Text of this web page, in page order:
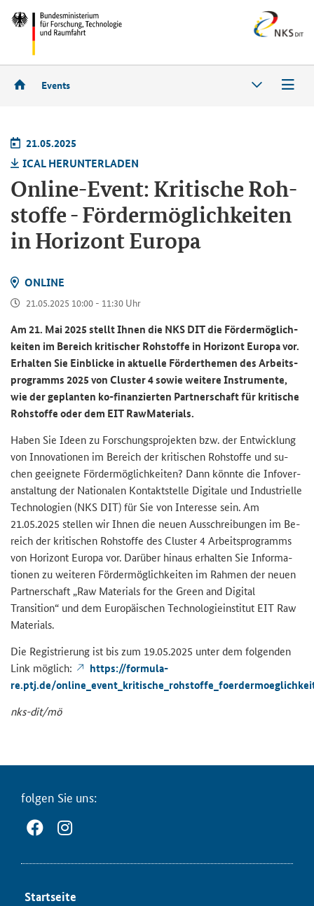
Events
21.05.2025
ICAL HER­UN­TER­LA­DEN
Online-Event: Kri­ti­sche Roh­
stof­fe - För­der­mög­lich­kei­ten
in Ho­ri­zont Eu­ro­pa
ON­LINE
21.05.2025 10:00 - 11:30 Uhr
Am 21. Mai 2025 stellt Ihnen die NKS DIT die För­der­mög­lich­
kei­ten im Be­reich kri­ti­scher Roh­stof­fe in Ho­ri­zont Eu­ro­pa vor.
Er­hal­ten Sie Ein­bli­cke in ak­tu­el­le För­der­the­men des Ar­beits­
pro­gramms 2025 von Clus­ter 4 sowie wei­te­re In­stru­men­te,
wie der ge­plan­ten ko-​finanzierten Part­ner­schaft für kri­ti­sche
Roh­stof­fe oder dem EIT RawMaterials.
Haben Sie Ideen zu For­schungs­pro­jek­ten bzw. der Ent­wick­lung
von In­no­va­tio­nen im Be­reich der kri­ti­schen Roh­stof­fe und su­
chen ge­eig­ne­te För­der­mög­lich­kei­ten? Dann könn­te die In­fo­ver­
an­stal­tung der Na­tio­na­len Kon­takt­stel­le Di­gi­ta­le und In­dus­tri­el­le
Tech­no­lo­gien (NKS DIT) für Sie von In­ter­es­se sein. Am
21.05.2025 stel­len wir Ihnen die neuen Aus­schrei­bun­gen im Be­
reich der kri­ti­schen Roh­stof­fe des Clus­ter 4 Ar­beits­pro­gramms
von Ho­ri­zont Eu­ro­pa vor. Dar­über hin­aus er­hal­ten Sie In­for­ma­
tio­nen zu wei­te­ren För­der­mög­lich­kei­ten im Rah­men der neuen
Part­ner­schaft „Raw Materials for the Green and Digital
Transition“ und dem Eu­ro­päi­schen Tech­no­lo­gie­in­sti­tut EIT Raw
Materials.
Die Re­gis­trie­rung ist bis zum 19.05.2025 unter dem fol­gen­den
Link mög­lich:
https://for­mu­la­
re.ptj.de/
nks-​dit/mö
fol­gen Sie uns:
Start­sei­te